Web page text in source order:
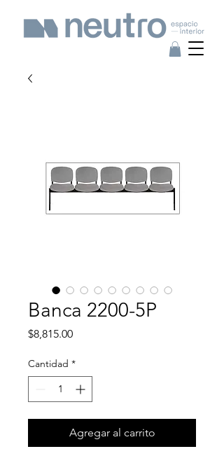
Banca 2200-5P
$8,815.00Precio
Cantidad *
Agregar al carrito